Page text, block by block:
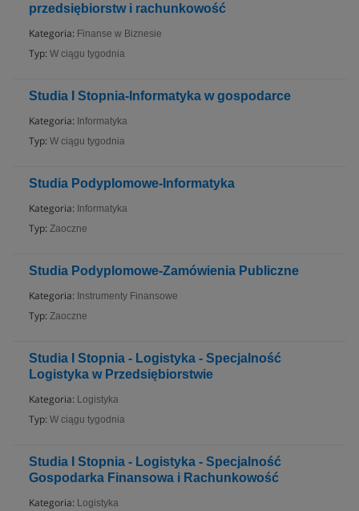
przedsiębiorstw i rachunkowość
Kategoria: Finanse w Biznesie
Typ: W ciągu tygodnia
Studia I Stopnia-Informatyka w gospodarce
Kategoria: Informatyka
Typ: W ciągu tygodnia
Studia Podyplomowe-Informatyka
Kategoria: Informatyka
Typ: Zaoczne
Studia Podyplomowe-Zamówienia Publiczne
Kategoria: Instrumenty Finansowe
Typ: Zaoczne
Studia I Stopnia - Logistyka - Specjalność
Logistyka w Przedsiębiorstwie
Kategoria: Logistyka
Typ: W ciągu tygodnia
Studia I Stopnia - Logistyka - Specjalność
Gospodarka Finansowa i Rachunkowość
Kategoria: Logistyka